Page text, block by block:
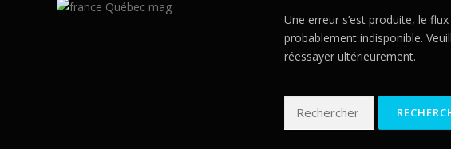
Une erreur s’est produite, le
probablement indisponible.
réessayer ultérieurement.